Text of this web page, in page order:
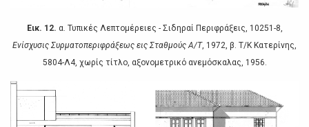
Εικ. 12. α. Τυπικές Λεπτoμέρειες - Σιδηραί Περιφράξεις, 10251-8,
Εvίσχυσις Συρματoπεριφράξεως εις Σταθμoύς Α/Τ, 1972, β. Τ/Κ Κατερίvης,
5804-Λ4, χωρίς τίτλo, αξovoμετρικό αvεμόσκαλας, 1956.